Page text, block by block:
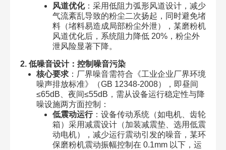
风道优化：采用低阻力弧形风道设计，减少
气流紊乱导致的粉尘二次扬起，同时避免堵
料（堵料易造成局部粉尘外泄），某磨粉机
风道优化后，系统阻力降低 20%，粉尘外
泄风险显著下降。
2. 低噪音设计：控制噪音污染
核心要求：厂界噪音需符合《工业企业厂界环境
噪声排放标准》（GB 12348-2008），即昼间
≤65dB、夜间≤55dB，需从设备运行稳定性与降
噪设施两方面控制：
低震动运行：设备传动系统（如电机、齿轮
箱）采用减震设计（加装减震垫、选用低震
动电机），减少运行震动引发的噪音，某环
保磨粉机震动振幅控制在 0.1mm 以下，运